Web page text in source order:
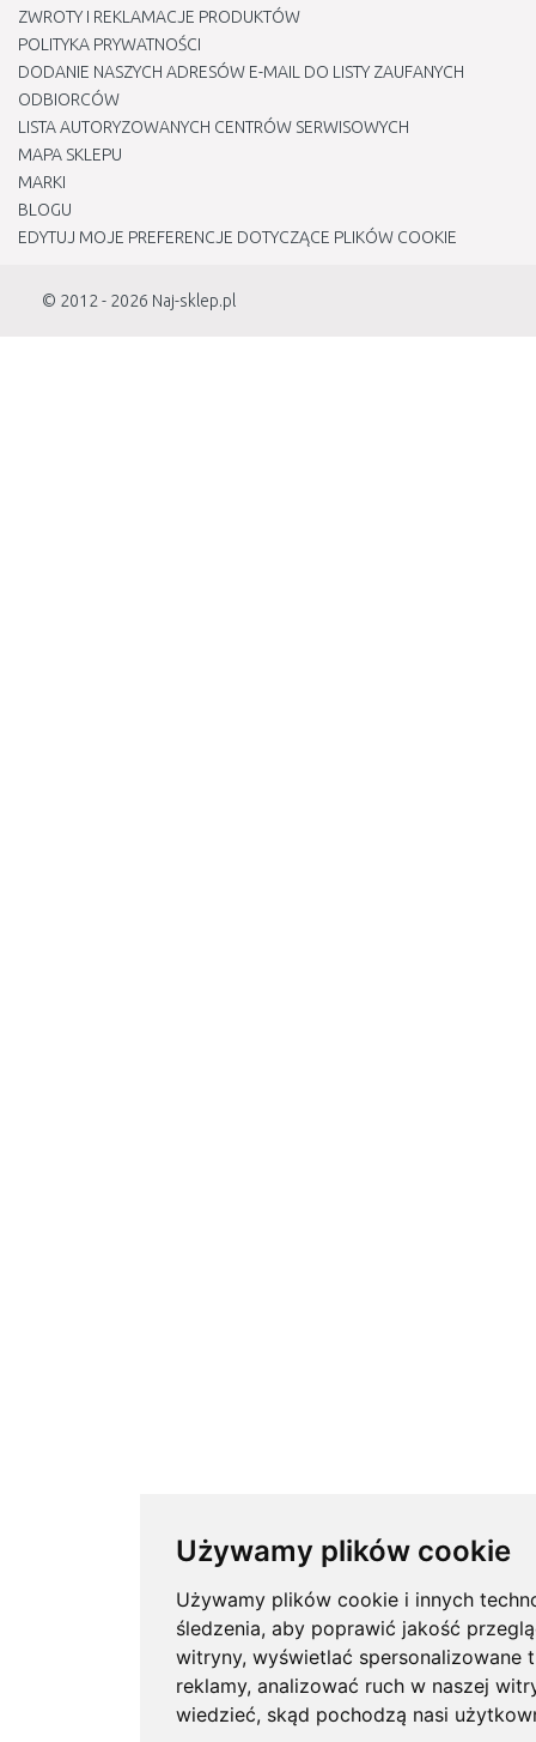
Używamy plików cookie
Używamy plików cookie i innych
śledzenia, aby poprawić jakość
witryny, wyświetlać spersonalizowane
reklamy, analizować ruch w naszej
wiedzieć, skąd pochodzą nasi
ZWROTY I REKLAMACJE PRODUKTÓW
POLITYKA PRYWATNOŚCI
DODANIE NASZYCH ADRESÓW E-MAIL DO LISTY ZAUFANYCH
ODBIORCÓW
LISTA AUTORYZOWANYCH CENTRÓW SERWISOWYCH
MAPA SKLEPU
MARKI
BLOGU
EDYTUJ MOJE PREFERENCJE DOTYCZĄCE PLIKÓW COOKIE
© 2012 - 2026 Naj-sklep.pl